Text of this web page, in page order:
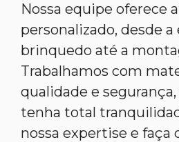
Nossa equipe oferece
personalizado, desde a
brinquedo até a
Trabalhamos com
qualidade e
tenha total
nossa expertise e faça